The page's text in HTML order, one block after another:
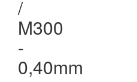
/
M300
-
0,40mm